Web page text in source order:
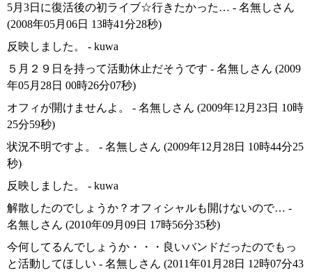
5月3日に復活後の初ライブ☆行きたかった… - 名無しさん
(2008年05月06日 13時41分28秒)
反映しました。 - kuwa
５月２９日を持って活動休止だそうです - 名無しさん (2009
年05月28日 00時26分07秒)
オフィが開けませんよ。 - 名無しさん (2009年12月23日 10時
25分59秒)
状況不明ですよ。 - 名無しさん (2009年12月28日 10時44分25
秒)
反映しました。 - kuwa
解散したのでしょうか？オフィシャルも開けないので… -
名無しさん (2010年09月09日 17時56分35秒)
今何してるんでしょうか・・・良いバンドだったのでもっ
と活動してほしい - 名無しさん (2011年01月28日 12時07分43